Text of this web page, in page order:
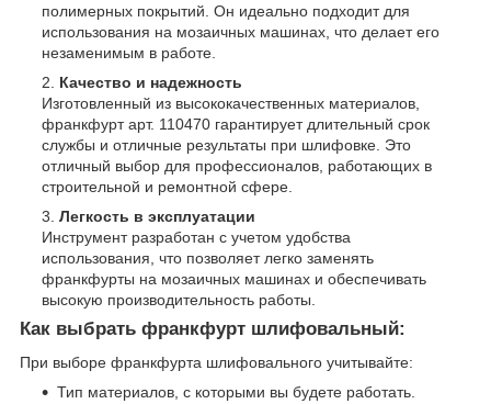
полимерных покрытий. Он идеально подходит для
использования на мозаичных машинах, что делает его
незаменимым в работе.
Качество и надежность
Изготовленный из высококачественных материалов,
франкфурт арт. 110470 гарантирует длительный срок
службы и отличные результаты при шлифовке. Это
отличный выбор для профессионалов, работающих в
строительной и ремонтной сфере.
Легкость в эксплуатации
Инструмент разработан с учетом удобства
использования, что позволяет легко заменять
франкфурты на мозаичных машинах и обеспечивать
высокую производительность работы.
Как выбрать франкфурт шлифовальный:
При выборе франкфурта шлифовального учитывайте:
Тип материалов, с которыми вы будете работать.